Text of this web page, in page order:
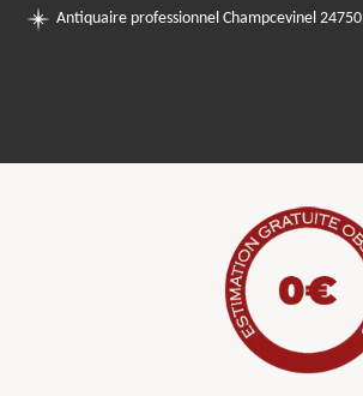
Antiquaire professionnel Champcevinel 24750